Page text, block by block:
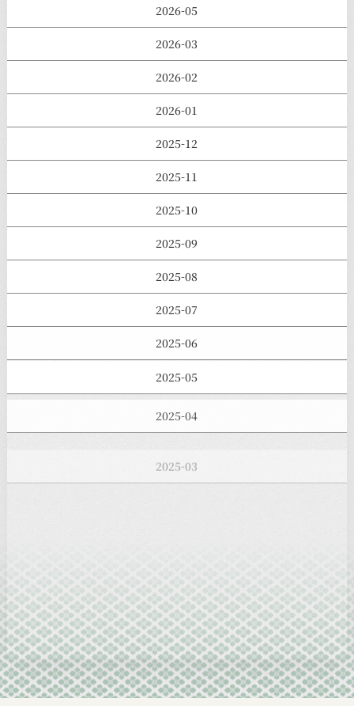
2026-05
2026-03
2026-02
2026-01
2025-12
2025-11
2025-10
2025-09
2025-08
2025-07
2025-06
2025-05
2025-04
2025-02
2024-10
2024-09